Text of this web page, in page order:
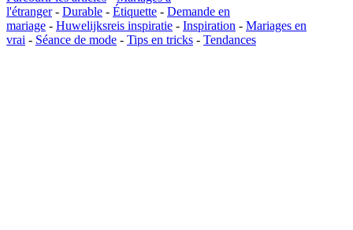
l'étranger- Durable - Étiquette - Demande en
mariage - Huwelijksreis inspiratie - Inspiration - Mariages en
vrai - Séance de mode - Tips en tricks - Tendances